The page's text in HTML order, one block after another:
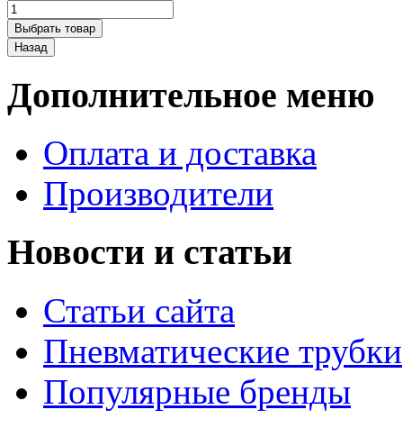
Дополнительное меню
Оплата и доставка
Производители
Новости и статьи
Статьи сайта
Пневматические трубки
Популярные бренды